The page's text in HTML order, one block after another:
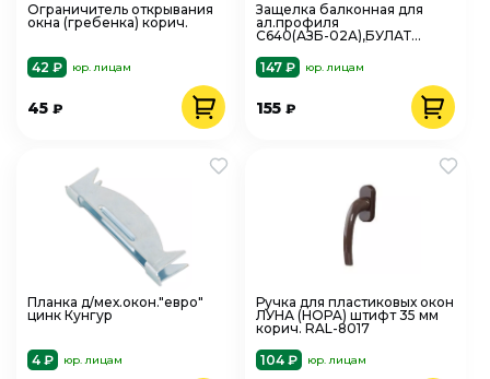
Ограничитель открывания
окна (гребенка) корич.
42 ₽ юр. лицам
45 ₽
Защелка балконная для
ал.профиля
С640(АЗБ-02А),БУЛАТ
скрытый монтаж
147 ₽ юр. лицам
155₽
Планка д/мех.окон."евро"
цинк Кунгур
4 ₽ юр. лицам
Ручка для пластиковых окон
ЛУНА (HOPA) штифт 35 мм
корич. RAL-8017
104 ₽
юр. лицам